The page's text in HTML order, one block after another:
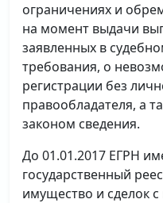
ограничениях и
на момент выдачи
заявленных в
требования, о
регистрации без
правообладателя, а
законом сведения.
До 01.01.2017 ЕГРН
государственный
имущество и сделок